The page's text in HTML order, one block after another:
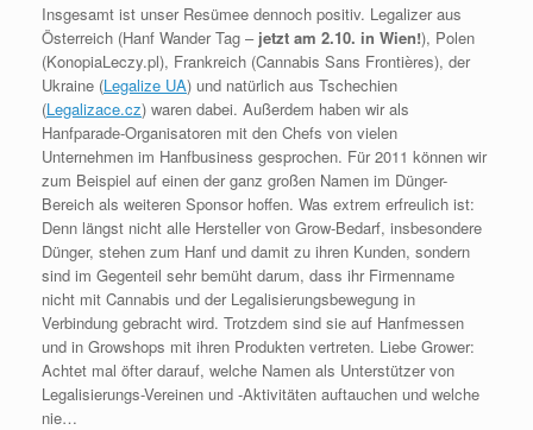
Insgesamt ist unser Resümee dennoch positiv. Legalizer aus
Österreich (Hanf Wander Tag – jetzt am 2.10. in Wien!), Polen
(KonopiaLeczy.pl), Frankreich (Cannabis Sans Frontières), der
Ukraine (Legalize UA) und natürlich aus Tschechien
(Legalizace.cz) waren dabei. Außerdem haben wir als
Hanfparade-Organisatoren mit den Chefs von vielen
Unternehmen im Hanfbusiness gesprochen. Für 2011 können wir
zum Beispiel auf einen der ganz großen Namen im Dünger-
Bereich als weiteren Sponsor hoffen. Was extrem erfreulich ist:
Denn längst nicht alle Hersteller von Grow-Bedarf, insbesondere
Dünger, stehen zum Hanf und damit zu ihren Kunden, sondern
sind im Gegenteil sehr bemüht darum, dass ihr Firmenname
nicht mit Cannabis und der Legalisierungsbewegung in
Verbindung gebracht wird. Trotzdem sind sie auf Hanfmessen
und in Growshops mit ihren Produkten vertreten. Liebe Grower:
Achtet mal öfter darauf, welche Namen als Unterstützer von
Legalisierungs-Vereinen und -Aktivitäten auftauchen und welche
nie…